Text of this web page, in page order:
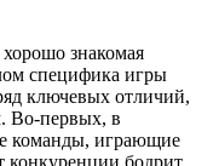
знакомая
специфика игры
ключевых отличий,
Во-первых, в
команды, играющие